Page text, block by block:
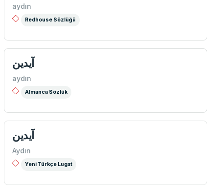
aydın
Redhouse Sözlüğü
آیدین
aydın
Almanca Sözlük
آيدين
Aydın
Yeni Türkçe Lugat